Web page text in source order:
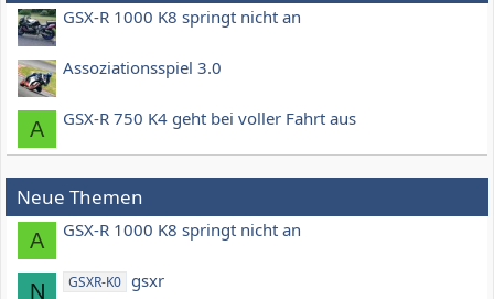
GSX-R 1000 K8 springt nicht an
Assoziationsspiel 3.0
A GSX-R 750 K4 geht bei voller Fahrt aus
Neue Themen
A GSX-R 1000 K8 springt nicht an
N GSXR-K0 gsxr